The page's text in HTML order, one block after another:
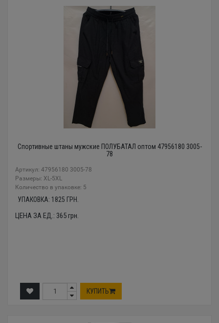
Спортивные штаны мужские ПОЛУБАТАЛ оптом 47956180 3005-
78
Артикул: 47956180 3005-78
Размеры: XL-5XL
Количество в упаковке: 5
УПАКОВКА: 1825 ГРН.
ЦЕНА ЗА ЕД.: 365грн.
КУПИТЬ